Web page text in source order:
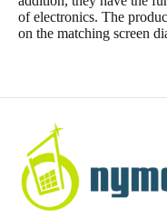
of electronics. The
on the matching screen